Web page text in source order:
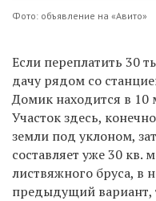
Фото: объявление на «Авито»
Если переплатить 30
дачу рядом со
Домик находится в 10
Участок здесь,
земли под уклоном,
составляет уже 30 кв.
листвяжного бруса, в
предыдущий вариант,